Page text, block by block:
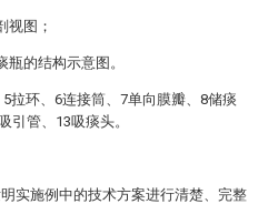
视图；
的结构示意图。
拉环、6连接筒、7单向膜瓣、8储痰
引管、13吸痰头。
实施例中的技术方案进行清楚、完整